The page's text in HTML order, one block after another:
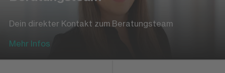
Dein direkter Kontakt zum Beratungsteam
Mehr Infos